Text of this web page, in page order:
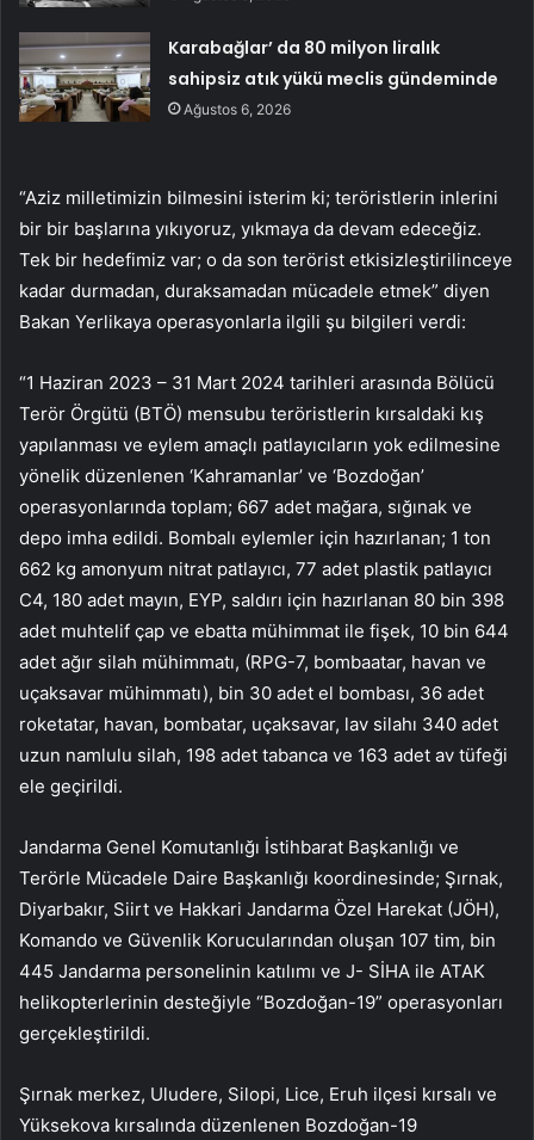
Karabağlar’ da 80 milyon liralık
sahipsiz atık yükü meclis gündeminde
Ağustos 6, 2026
“Aziz milletimizin bilmesini isterim ki; teröristlerin inlerini
bir bir başlarına yıkıyoruz, yıkmaya da devam edeceğiz.
Tek bir hedefimiz var; o da son terörist etkisizleştirilinceye
kadar durmadan, duraksamadan mücadele etmek” diyen
Bakan Yerlikaya operasyonlarla ilgili şu bilgileri verdi:
“1 Haziran 2023 – 31 Mart 2024 tarihleri arasında Bölücü
Terör Örgütü (BTÖ) mensubu teröristlerin kırsaldaki kış
yapılanması ve eylem amaçlı patlayıcıların yok edilmesine
yönelik düzenlenen ‘Kahramanlar’ ve ‘Bozdoğan’
operasyonlarında toplam; 667 adet mağara, sığınak ve
depo imha edildi. Bombalı eylemler için hazırlanan; 1 ton
662 kg amonyum nitrat patlayıcı, 77 adet plastik patlayıcı
C4, 180 adet mayın, EYP, saldırı için hazırlanan 80 bin 398
adet muhtelif çap ve ebatta mühimmat ile fişek, 10 bin 644
adet ağır silah mühimmatı, (RPG-7, bombaatar, havan ve
uçaksavar mühimmatı), bin 30 adet el bombası, 36 adet
roketatar, havan, bombatar, uçaksavar, lav silahı 340 adet
uzun namlulu silah, 198 adet tabanca ve 163 adet av tüfeği
ele geçirildi.
Jandarma Genel Komutanlığı İstihbarat Başkanlığı ve
Terörle Mücadele Daire Başkanlığı koordinesinde; Şırnak,
Diyarbakır, Siirt ve Hakkari Jandarma Özel Harekat (JÖH),
Komando ve Güvenlik Korucularından oluşan 107 tim, bin
445 Jandarma personelinin katılımı ve J- SİHA ile ATAK
helikopterlerinin desteğiyle “Bozdoğan-19” operasyonları
gerçekleştirildi.
Şırnak merkez, Uludere, Silopi, Lice, Eruh ilçesi kırsalı ve
Yüksekova kırsalında düzenlenen Bozdoğan-19